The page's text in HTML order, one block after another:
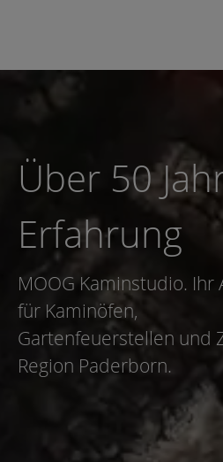
Über 50
Erfahrung
MOOG Kaminstudio.
für Kaminöfen,
Gartenfeuerstellen und
Region Paderborn.